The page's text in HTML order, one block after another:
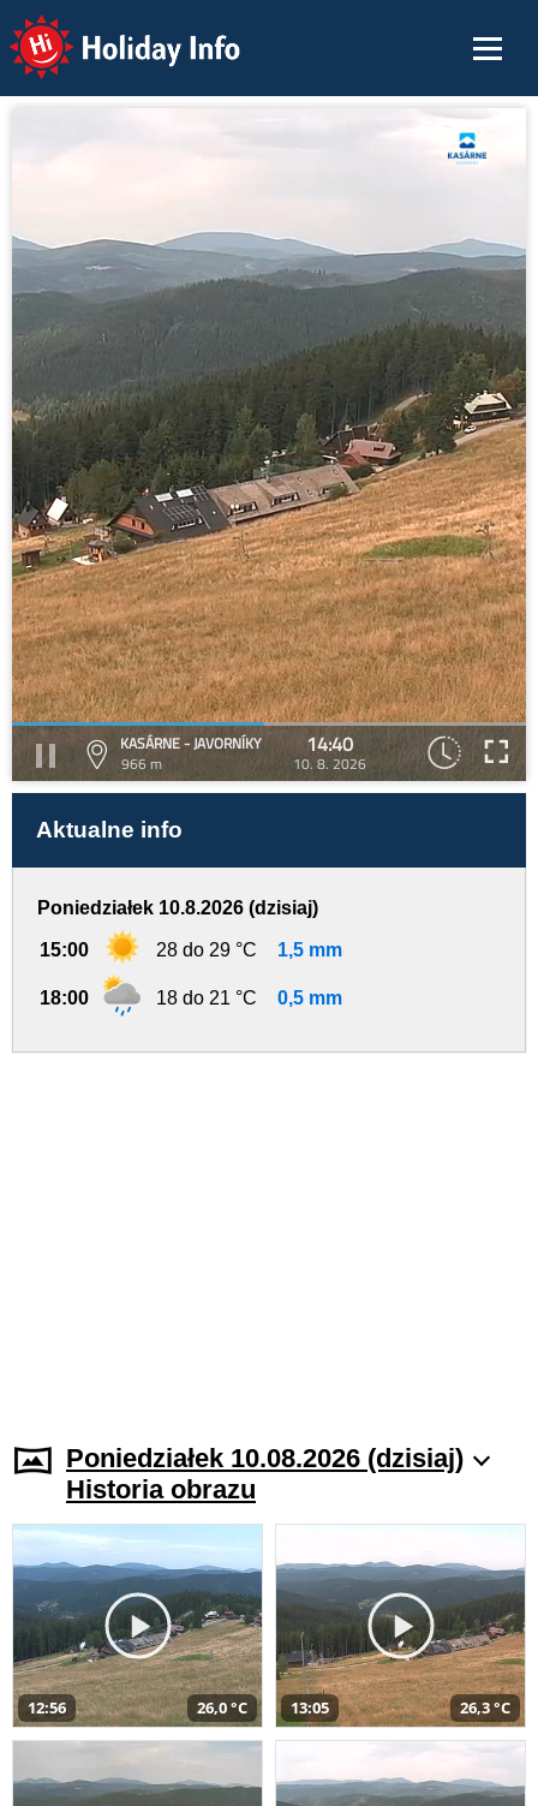
Holiday Info
KASÁRNE - JAVORNÍKY
966 m
14:40
10. 8. 2026
Aktualne info
Poniedziałek 10.8.2026 (dzisiaj)
15:00 28 do 29 °C 1,5 mm
18:00 18 do 21 °C 0,5 mm
Poniedziałek 10.08.2026 (dzisiaj)
Historia obrazu
12:56 26,0 °C 13:05 26,3 °C